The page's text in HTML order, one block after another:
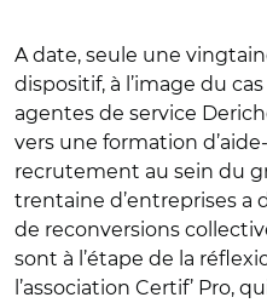
A date, seule une
dispositif, à l’image du
agentes de service
vers une formation
recrutement au sein du
trentaine d’entreprises a
de reconversions
sont à l’étape de la
l’association Certif’ Pro,